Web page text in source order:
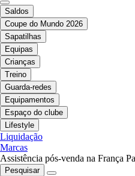
Saldos
Coupe do Mundo 2026
Sapatilhas
Equipas
Crianças
Treino
Guarda-redes
Equipamentos
Espaço do clube
Lifestyle
Liquidação
Marcas
Assistência pós-venda na França
Pesquisar